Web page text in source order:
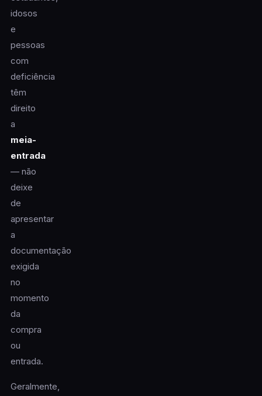
idosos
e
pessoas
com
deficiência
têm
direito
a
meia-
entrada
— não
deixe
de
apresentar
a
documentação
exigida
no
momento
da
compra
ou
entrada.
Geralmente,